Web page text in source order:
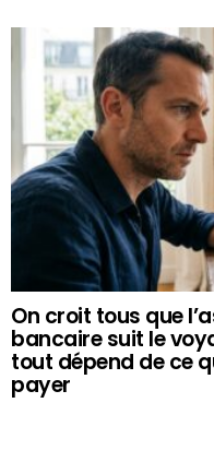
On croit tous que
bancaire suit le
tout dépend de ce
payer